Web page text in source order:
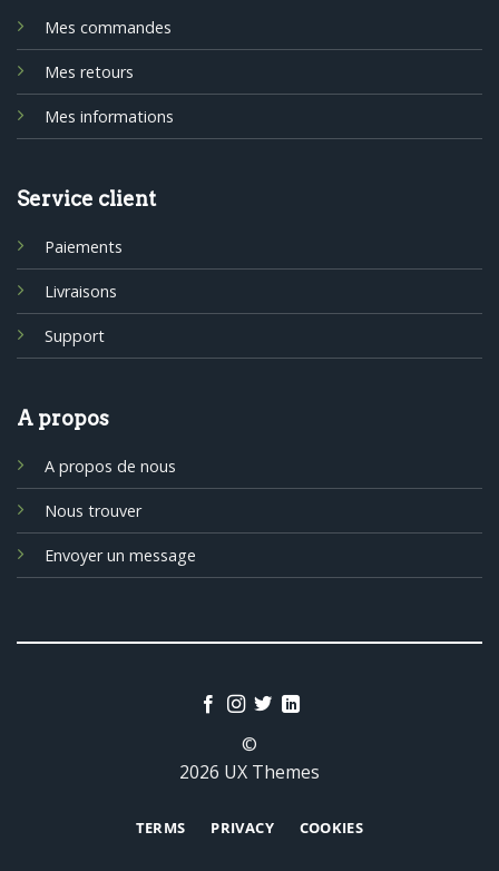
Mes commandes
Mes retours
Mes informations
Service client
Paiements
Livraisons
Support
A propos
A propos de nous
Nous trouver
Envoyer un message
©
2026 UX Themes
TERMS PRIVACY COOKIES